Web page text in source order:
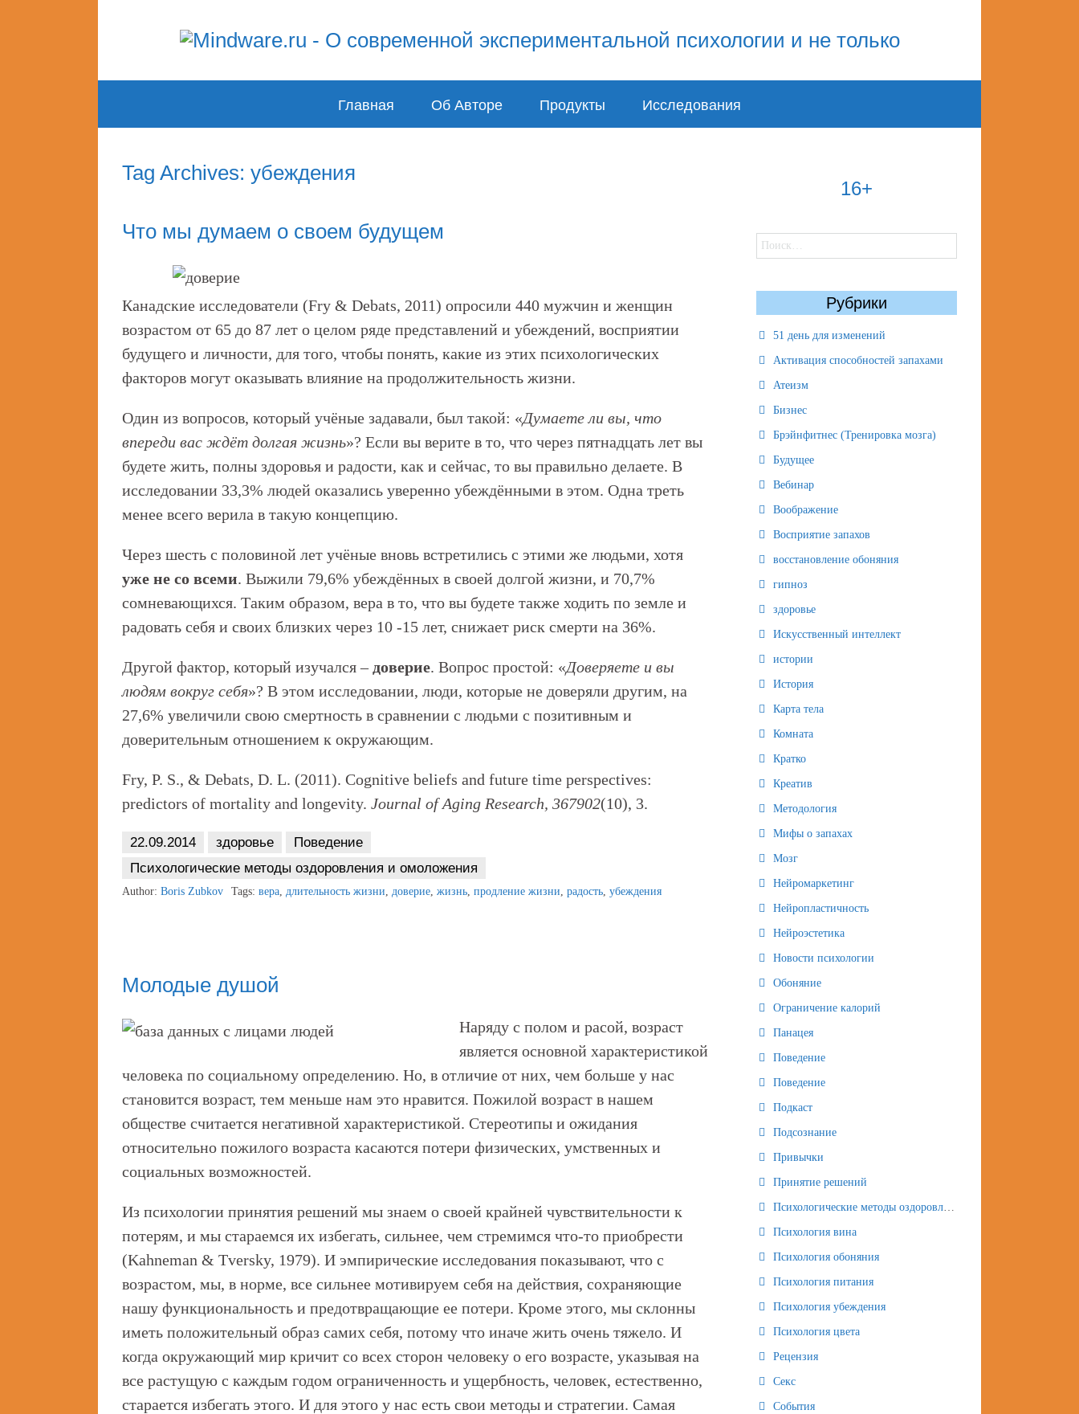
Главная Об Авторе Продукты Исследования
Tag Archives: убеждения
Что мы думаем о своем будущем
Канадские исследователи (Fry & Debats, 2011) опросили 440 мужчин и женщин
возрастом от 65 до 87 лет о целом ряде представлений и убеждений, восприятии
будущего и личности, для того, чтобы понять, какие из этих психологических
факторов могут оказывать влияние на продолжительность жизни.
Один из вопросов, который учёные задавали, был такой: «Думаете ли вы, что
впереди вас ждёт долгая жизнь»? Если вы верите в то, что через пятнадцать лет вы
будете жить, полны здоровья и радости, как и сейчас, то вы правильно делаете. В
исследовании 33,3% людей оказались уверенно убеждёнными в этом. Одна треть
менее всего верила в такую концепцию.
Через шесть с половиной лет учёные вновь встретились с этими же людьми, хотя
уже не со всеми. Выжили 79,6% убеждённых в своей долгой жизни, и 70,7%
сомневающихся. Таким образом, вера в то, что вы будете также ходить по земле и
радовать себя и своих близких через 10 -15 лет, снижает риск смерти на 36%.
Другой фактор, который изучался – доверие. Вопрос простой: «Доверяете и вы
людям вокруг себя»? В этом исследовании, люди, которые не доверяли другим, на
27,6% увеличили свою смертность в сравнении с людьми с позитивным и
доверительным отношением к окружающим.
Fry, P. S., & Debats, D. L. (2011). Cognitive beliefs and future time perspectives:
predictors of mortality and longevity. Journal ofAging Research, 367902(10), 3.
22.09.2014 здоровье
Поведение
Психологические методы оздоровления и омоложения
Author: Boris Zubkov Tags: вера, длительность жизни, доверие, жизнь, продление жизни, радость, убеждения
Молодые душой
Наряду с полом и расой, возраст
является основной характеристикой
человека по социальному определению. Но, в отличие от них, чем больше у нас
становится возраст, тем меньше нам это нравится. Пожилой возраст в нашем
обществе считается негативной характеристикой. Стереотипы и ожидания
относительно пожилого возраста касаются потери физических, умственных и
социальных возможностей.
Из психологии принятия решений мы знаем о своей крайней чувствительности к
потерям, и мы стараемся их избегать, сильнее, чем стремимся что-то приобрести
(Kahneman & Tversky, 1979). И эмпирические исследования показывают, что с
возрастом, мы, в норме, все сильнее мотивируем себя на действия, сохраняющие
нашу функциональность и предотвращающие ее потери. Кроме этого, мы склонны
иметь положительный образ самих себя, потому что иначе жить очень тяжело. И
когда окружающий мир кричит со всех сторон человеку о его возрасте, указывая на
все растущую с каждым годом ограниченность и ущербность, человек, естественно,
старается избегать этого. И для этого у нас есть свои методы и стратегии. Самая
16+
Найти:
Рубрики
51 день для изменений
Активация способностей запахами
Атеизм
Бизнес
Брэйнфитнес (Тренировка мозга)
Будущее
Вебинар
Воображение
Восприятие запахов
восстановление обоняния
гипноз
здоровье
Искусственный интеллект
истории
История
Карта тела
Комната
Кратко
Креатив
Методология
Мифы о запахах
Мозг
Нейромаркетинг
Нейропластичность
Нейроэстетика
Новости психологии
Обоняние
Ограничение калорий
Панацея
Поведение
Поведение
Подкаст
Подсознание
Привычки
Принятие решений
Психологические методы оздоровления и омоложения
Психология вина
Психология обоняния
Психология питания
Психология убеждения
Психология цвета
Рецензия
Секс
События